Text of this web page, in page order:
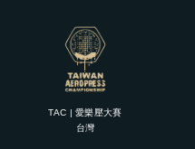
TAC | 愛樂壓大賽
台灣